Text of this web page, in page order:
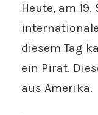
Heute, am
diesem Tag
ein Pirat.
aus Amerika.